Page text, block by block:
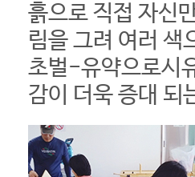
흙으로 직접 자신
림을 그려 여러 색
초벌-유약으로시
감이 더욱 증대 되